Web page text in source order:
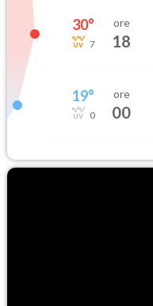
30°
7
ore
18
19°
0
ore
00